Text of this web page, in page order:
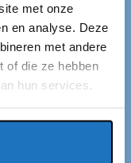
met onze
en analyse. Deze
met andere
of die ze hebben
hun services.
Dan
de rest van